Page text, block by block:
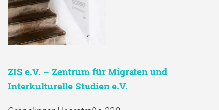
ZIS e.V. – Zentrum für Migraten und
Interkulturelle Studien e.V.